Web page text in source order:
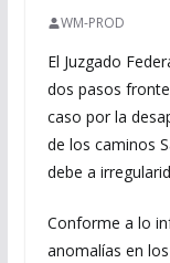
WM-PROD
El Juzgado
dos pasos
caso por la
de los caminos
debe a
Conforme a lo
anomalías en